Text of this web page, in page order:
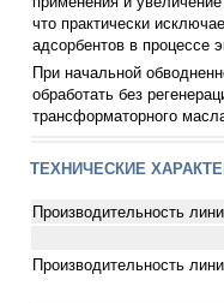
что практически
адсорбентов в процессе
При начальной
обработать без
трансформаторного
ТЕХНИЧЕСКИЕ
Производительность
Производительность